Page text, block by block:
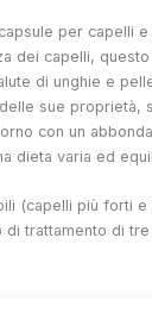
per capelli e
dei capelli,
di unghie e
sue proprietà,
con un
dieta varia ed
(capelli più forti e
di trattamento di tre